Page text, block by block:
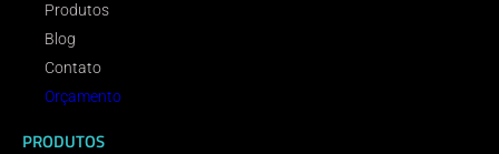
Produtos
Blog
Contato
Orçamento
PRODUTOS